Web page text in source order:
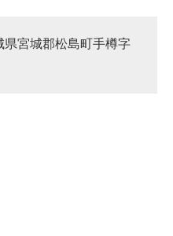
県宮城郡松島町手樽字